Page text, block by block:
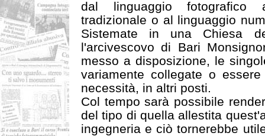
dal linguaggio fotografico
tradizionale o al linguaggio
Sistemate in una Chiesa
l'arcivescovo di Bari
messo a disposizione, le
variamente collegate o
necessità, in altri posti.
Col tempo sarà possibile
del tipo di quella allestita
ingegneria e ciò tornerebbe